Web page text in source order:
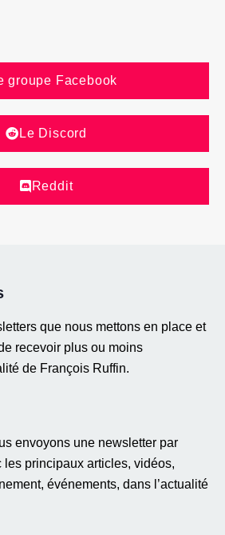
groupe Facebook
Le Discord
Reddit
que nous mettons en place et
recevoir plus ou moins
de François Ruffin.
envoyons une newsletter par
les principaux articles, vidéos,
événements, dans l’actualité